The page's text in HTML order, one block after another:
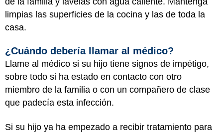
limpias las superficies de la cocina y las de toda la
casa.
¿Cuándo debería llamar al médico?
Llame al médico si su hijo tiene signos de impétigo,
sobre todo si ha estado en contacto con otro
miembro de la familia o con un compañero de clase
que padecía esta infección.
Si su hijo ya ha empezado a recibir tratamiento para